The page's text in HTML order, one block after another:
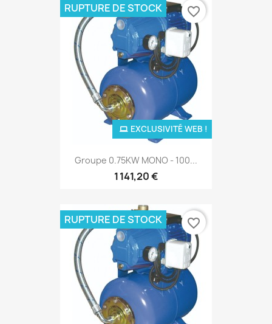
Groupe 0.75KW MONO - 100...
1 141,20 €
EXCLUSIVITÉ WEB !
RUPTURE DE STOCK favorite_border
RUPTURE DE STOCK favorite_border